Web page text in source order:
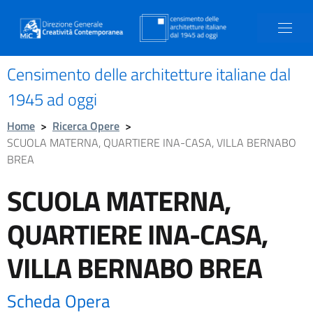
Censimento delle architetture italiane dal
1945 ad oggi
Home > Ricerca Opere >
SCUOLA MATERNA, QUARTIERE INA-CASA, VILLA BERNABO
BREA
SCUOLA MATERNA,
QUARTIERE INA-CASA,
VILLA BERNABO BREA
Scheda Opera